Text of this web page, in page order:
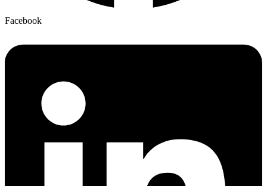
Facebook